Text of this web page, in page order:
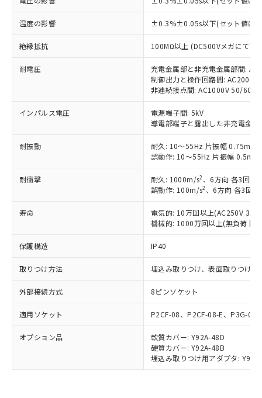
温度の影響 ±0.3%±0.05s以下(セット値に
絶縁抵抗 100MΩ以上 (DC500Vメガにて)
耐電圧
充電金属部と非充電金属部間:
制御出力と操作回路間:
非連続接点間: AC1000V 50/
インパルス電圧
電源端子間: 5kV
導電部端子と露出した非充電金属
耐振動
耐久: 10～55Hz 片振幅 0.75mm
誤動作: 10～55Hz 片振幅
耐衝撃 耐久: 1000m/s2 、6方向 各3回
誤動作: 100m/s2 、6方向 各3回
寿命
電気的: 10万回以上(AC250V 3A
機械的: 1000万回以上(無負荷 開
保護構造 IP40
取りつけ方法 埋込み取りつけ、表面取りつけ(
外部接続方式 8ピンソケット
適用ソケット P2CF-08、P2CF-08-E、P3G-08
オプション品
軟質カバー: Y92A-48D
硬質カバー: Y92A-48B
埋込み取りつけ用アダプタ:
本サービスは、当社制御機器事業取扱
商品の当社在庫状況および標準価格
(税抜)を提供させていただくもので
当社制御機器事業取扱商品の中には、
本サービスの対象外となる商品もある
ことをご了承ください。
在庫状況および標準価格照会結果は、
記載している更新日時点での社内デー
タに基づき作成されるものであり、閲
覧された時点での実際の在庫および標
準価格とは異なる場合があることをご
正式な納期状況および標準価格はお客
様のお取引先、またはお客様担当のオ
ムロン制御機器販売店・当社販売員に
オムロン制御機器販売店や当社販売拠
販売ネットワーク
」をご確認
在庫状況および標準価格結果を当社の
事前の承諾なく第三者に漏洩または開
示しないようお願いします。
マイパーツ機能（部品リスト作成サー
ビス）をご利用いただくには、I-Web
メンバーズにご登録されている必要が
お客様が当ウェブサイト上で当社にご
登録された部品リストについて、当社
および当社の共同利用者が、当社の製
調査・確認中：EU RoHS指令（10物質）の
非含有の対応状況を調査中または確認中の
商品です。
非該当品：ライセンス料など無形物で、有
仕入先様の事情により、非含有部品として
いたものが、含有品と判明した場合などや
むを得ず変更することがあります。
*EU RoHS指令（10物質）：
鉛(Pb) 1000ppm以下、 水銀(Hg) 1000ppm以下、 カド
六価クロム(Cr(Ⅵ)) 1000ppm以下、ポリ臭化ビフェニル
類(PBB) 1000ppm以下、ポリ臭化ジフェニルエーテル類
(PBDE) 1000ppm以下、フタル酸ビス(2-エチルヘキシ
ル) (DEHP)(別名：DOP) 1000ppm以下、フタル酸ブチ
ルベンジル（BBP） 1000ppm以下、フタル酸ジブチル
（DBP） 1000ppm以下、フタル酸ジイソブチル
但し、RoHS指令で産業用監視および制御機器に対する
フタル酸エステル類の４物質については閾値を超える意
図的な使用がないことを確認しています。
※2 対応予定月
部品在庫の切り替え状況などにより、予定
月が前後することがあります。
※3 非含有証明書ダウンロード
基準値以下であることを示します。
「×」：最大均質材料含有率が中国RoHSの
基準値を超えていることを示します。
「－」：未確認です。当社販売部門へお問
*中国RoHS10物質の基準値 (GB/T26572)：
Pb(鉛) :1000ppm、 Hg(水銀) : 1000ppm、 Cd(カドミウ
Cr(Ⅵ)(六価クロム) : 1000ppm、 PBBs(ポリ臭化ビフェ
ニル類) : 1000ppm、 PBDEs(ポリ臭化ジフェニルエーテ
DBP(フタル酸ジブチル) : 1000ppm、 DIBP(フタル酸ジ
イソブチル) : 1000ppm、 BBP(フタル酸ブチルベンジ
DEHP(フタル酸ビス(2-エチルヘキシル)) : 1000ppm
「ｅ」：有害物質（10物質）のすべてが基
準値以下であることを示します。
「10」：通常の使用状況下において有害物
質が外部に漏えいし、環境に深刻な影響を
及ぼさない年数を意味します。
「－」：未確認です。当社販売部門へお問
い合わせください。
当社は、これら貴社製品のうち、外国
為替および外国貿易法に定める商品
（以下｢規制貨物等」という）を輸出
または国外への提供する場合は、日本
国政府の輸出許可(または役務取引許
可)を取得するなどの必要な手続きを
当社は規制貨物を破棄する場合は、完
全に破砕するなど、違法に輸出されな
いよう必要な手段を講じます。
当社は貴社製品を、核兵器、ミサイ
ル、化学兵器、生物兵器またはその他
武器並びにこれらの製造装置等に一切
当社は、貴社製品を第三者に販売する
場合は、上記1、2および3の内容を当
該第三者に通知します。また当社は、
販売先および販売に係わる関係者が違
法に輸出するおそれがある場合は、取
り引きをいたしません。
一定数以上の在庫あり
一定数には満たないが在庫あり
在庫なし(最新の在庫状況につ
いては、お客様のお取引先、ま
たはお客様担当のオムロン制御
機器販売店・当社販売員にご確
空
受注生産機種、また在庫状況の
情報を公開していない機種